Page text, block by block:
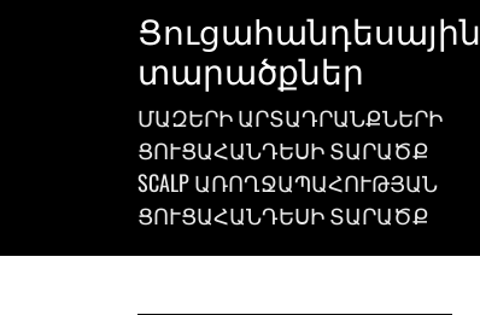
Ցուցահանդեսային
տարածքներ
ՄԱԶԵՐԻ ԱՐՏԱԴՐԱՆՔՆԵՐԻ
ՑՈՒՑԱՀԱՆԴԵՍԻ ՏԱՐԱԾՔ
SCALP ԱՌՈՂՋԱՊԱՀՈՒԹՅԱՆ
ՑՈՒՑԱՀԱՆԴԵՍԻ ՏԱՐԱԾՔ